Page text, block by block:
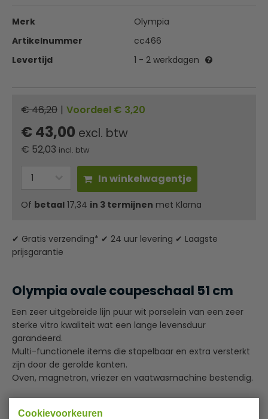
Cookievoorkeuren
Merk
Olympia
Artikelnummer
cc466
Levertijd
1 - 2 werkdagen
€ 46,20 | Voordeel € 3,20
€ 43,00 excl. btw
€ 52,03 incl. btw
In winkelwagentje
Of betaal 17,34 in 3 termijnen met Klarna
✔ Gratis verzending* ✔ 24 uur levering ✔ Laagste
prijsgarantie
Olympia ovale coupeschaal 51 cm
Een zeer uitgebreide lijn puur wit porselein van een zeer
sterke vitro kwaliteit wat een lange levensduur
garandeerd.
Multi-functionele items die stapelbaar en extra versterkt
zijn door de gerolde kanten.
Oven, magnetron, vriezer en vaatwasmachine bestendig.
Specificaties